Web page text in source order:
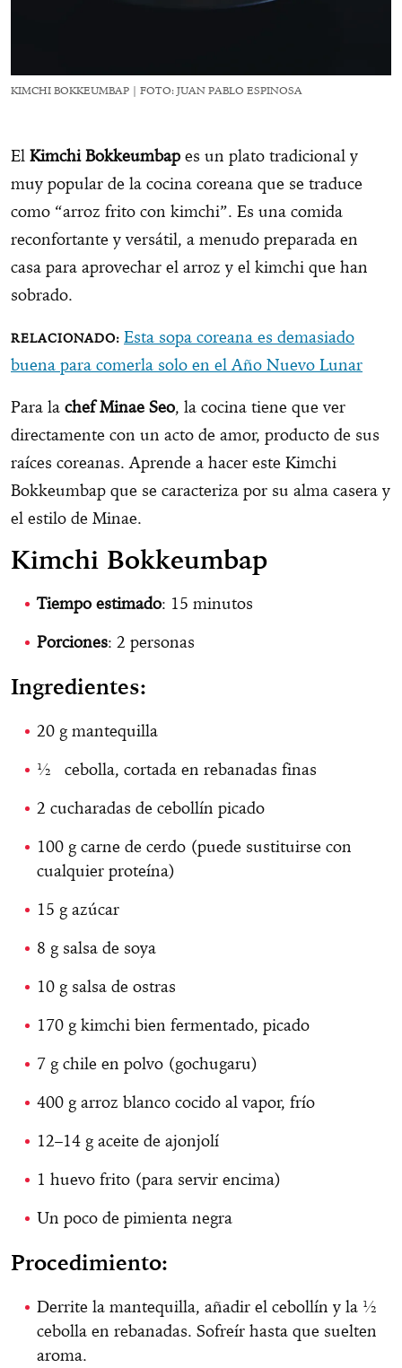
KIMCHI BOKKEUMBAP | FOTO: JUAN PABLO ESPINOSA
El Kimchi Bokkeumbap es un plato tradicional y
muy popular de la cocina coreana que se traduce
como “arroz frito con kimchi”. Es una comida
reconfortante y versátil, a menudo preparada en
casa para aprovechar el arroz y el kimchi que han
sobrado.
Esta sopa coreana es demasiado
buena para comerla solo en el Año Nuevo Lunar
Para la chef Minae Seo, la cocina tiene que ver
directamente con un acto de amor, producto de sus
raíces coreanas. Aprende a hacer este Kimchi
Bokkeumbap que se caracteriza por su alma casera y
el estilo de Minae.
Kimchi Bokkeumbap
Tiempo estimado: 15 minutos
Porciones: 2 personas
Ingredientes:
20 g mantequilla
½ cebolla, cortada en rebanadas finas
2 cucharadas de cebollín picado
100 g carne de cerdo (puede sustituirse con
cualquier proteína)
15 g azúcar
8 g salsa de soya
10 g salsa de ostras
170 g kimchi bien fermentado, picado
7 g chile en polvo (gochugaru)
400 g arroz blanco cocido al vapor, frío
12–14 g aceite de ajonjolí
1 huevo frito (para servir encima)
Un poco de pimienta negra
Procedimiento:
Derrite la mantequilla, añadir el cebollín y la ½
cebolla en rebanadas. Sofreír hasta que suelten
aroma.